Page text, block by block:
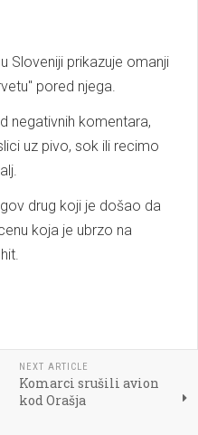
Sloveniji prikazuje omanji
pored njega.
negativnih komentara,
uz pivo, sok ili recimo
drug koji je došao da
koja je ubrzo na
NEXT ARTICLE
Komarci srušili avion
kod Orašja